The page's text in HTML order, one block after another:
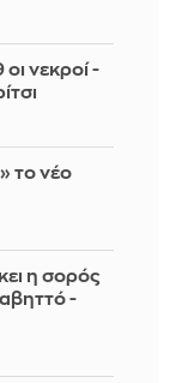
νεκροί -
το νέο
η σορός
-